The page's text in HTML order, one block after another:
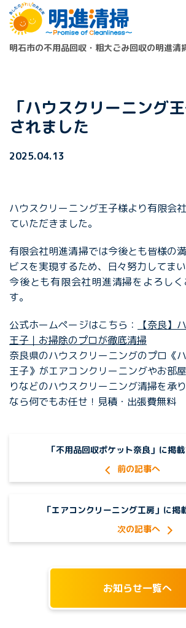
明石市の不用品回収・粗大ごみ回収の明進清
「ハウスクリーニング
されました
2025.04.13
ハウスクリーニング王子様より有限会
ていただきました。
有限会社明進清掃では今後とも皆様の
ビスを実現するため、日々努力してまい
今後とも有限会社明進清掃をよろし
す。
公式ホームページはこちら：
【奈良】
王子｜お掃除のプロが徹底清掃
奈良県のハウスクリーニングのプロ《
王子》がエアコンクリーニングやお部
りなどのハウスクリーニング清掃を承
なら何でもお任せ！見積・出張費無料
「不用品回収ポケット奈良」に掲
「エアコンクリーニング工房」に掲
お知らせ一覧へ